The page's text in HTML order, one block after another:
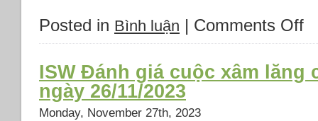
bắt
đầu
ưu
thế
về
tác
Posted in Bình luận | Comments Offon
ISW Đánh giá cuộc xâm lăng
ngày 26/11/2023
Monday, November 27th, 2023